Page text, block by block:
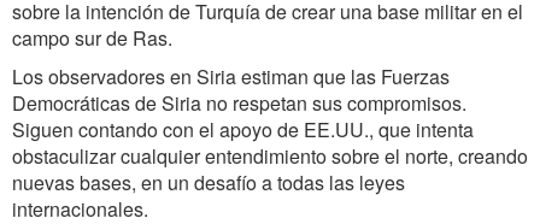
sobre la intención de Turquía de crear una base militar en el
campo sur de Ras.
Los observadores en Siria estiman que las Fuerzas
Democráticas de Siria no respetan sus compromisos.
Siguen contando con el apoyo de EE.UU., que intenta
obstaculizar cualquier entendimiento sobre el norte, creando
nuevas bases, en un desafío a todas las leyes
internacionales.